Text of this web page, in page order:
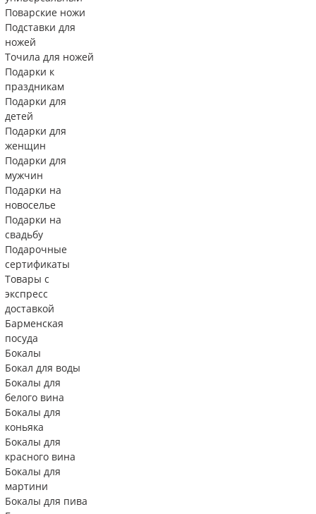
Поварские ножи
Подставки для
ножей
Точила для ножей
Подарки к
праздникам
Подарки для
детей
Подарки для
женщин
Подарки для
мужчин
Подарки на
новоселье
Подарки на
свадьбу
Подарочные
сертификаты
Товары с
экспресс
доставкой
Барменская
посуда
Бокалы
Бокал для воды
Бокалы для
белого вина
Бокалы для
коньяка
Бокалы для
красного вина
Бокалы для
мартини
Бокалы для пива